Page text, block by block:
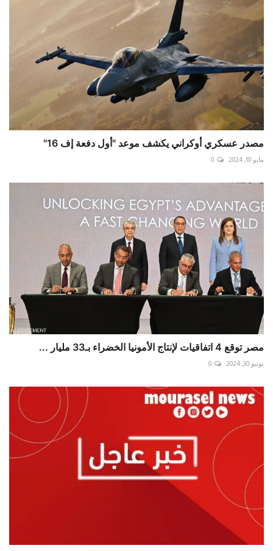
مصدر عسكري أوكراني يكشف موعد "أول دفعة إف 16"
مايو 10, 2024 0
مصر توقع 4 اتفاقيات لإنتاج الأمونيا الخضراء بـ33 مليار ...
يونيو 30, 2024 0